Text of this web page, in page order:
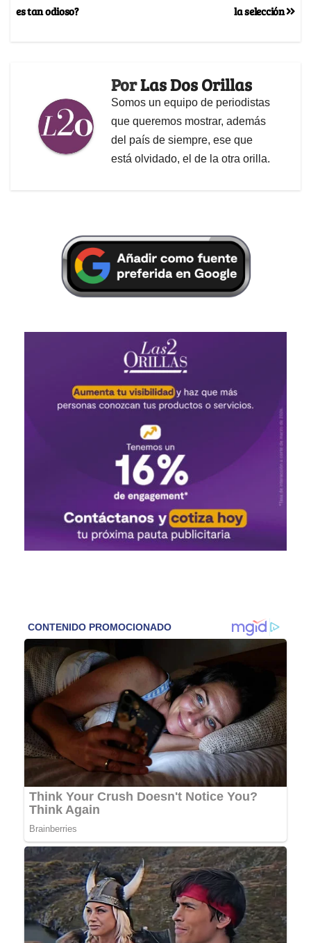
la selección
es tan odioso?
PorLas Dos Orillas
Somos un equipo de periodistas
que queremos mostrar, además
del país de siempre, ese que
está olvidado, el de la otra orilla.